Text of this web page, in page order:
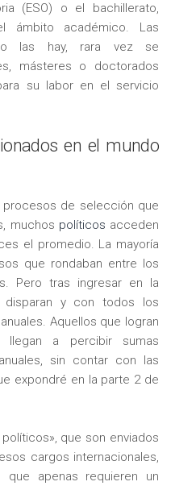
(ESO) o el bachillerato,
ámbito académico. Las
las hay, rara vez se
másteres o doctorados
su labor en el servicio
en el mundo
de selección que
muchos políticos acceden
el promedio. La mayoría
que rondaban entre los
Pero tras ingresar en la
y con todos los
Aquellos que logran
llegan a percibir sumas
sin contar con las
expondré en la parte 2 de
que son enviados
cargos internacionales,
que apenas requieren un